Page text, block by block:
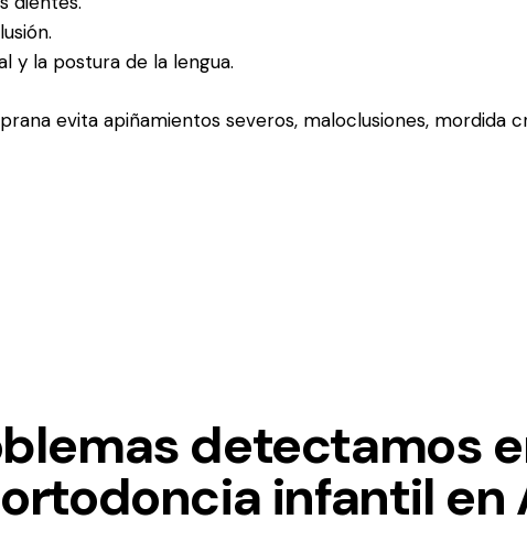
y la postura de la lengua.
evita apiñamientos severos, maloclusiones, mordida
detectamos
infantil en